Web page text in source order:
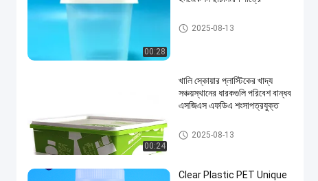
00:28
আইএমএল প্লাস্টিকের পাত্রে
2025-08-13
00:24
খালি স্কোয়ার প্লাস্টিকের খাদ্য
সঞ্চয়স্থানের ধারকগুলি পরিবেশ বান্ধব
এসজিএস এফডিএ শংসাপত্রযুক্ত
আইএমএল বক্স
2025-08-13
Clear Plastic PET Unique